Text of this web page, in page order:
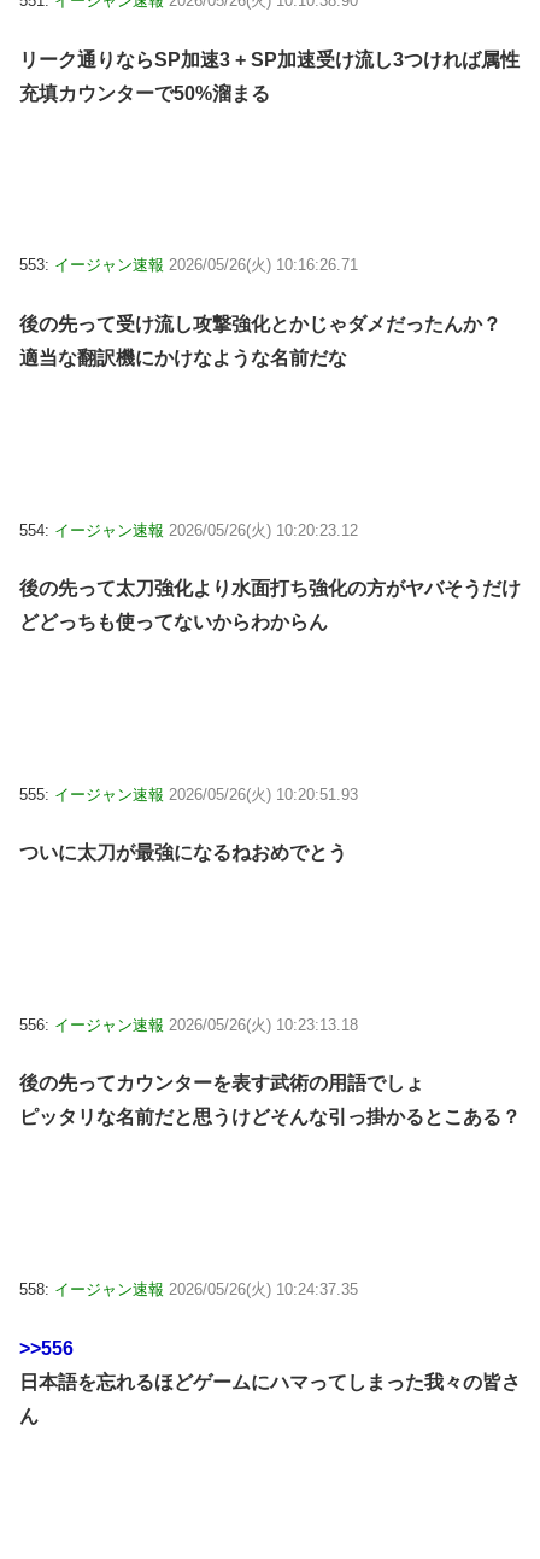
リーク通りならSP加速3 + SP加速受け流し3つければ属性
充填カウンターで50%溜まる
553: イージャン速報 2026/05/26(火) 10:16:26.71
後の先って受け流し攻撃強化とかじゃダメだったんか？
適当な翻訳機にかけなような名前だな
554: イージャン速報 2026/05/26(火) 10:20:23.12
後の先って太刀強化より水面打ち強化の方がヤバそうだけ
どどっちも使ってないからわからん
555: イージャン速報 2026/05/26(火) 10:20:51.93
ついに太刀が最強になるねおめでとう
556: イージャン速報 2026/05/26(火) 10:23:13.18
後の先ってカウンターを表す武術の用語でしょ
ピッタリな名前だと思うけどそんな引っ掛かるとこある？
558: イージャン速報 2026/05/26(火) 10:24:37.35
>>556
日本語を忘れるほどゲームにハマってしまった我々の皆さ
ん